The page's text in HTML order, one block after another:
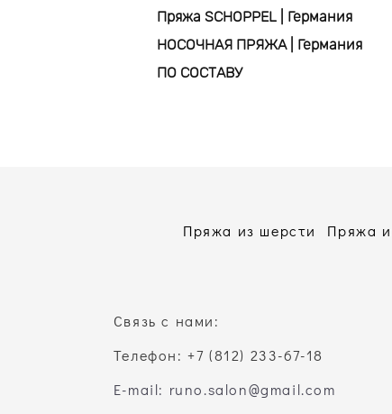
Пряжа SCHOPPEL | Германия
НОСОЧНАЯ ПРЯЖА | Германия
ПО СОСТАВУ
Пряжа из шерсти Пряжа
Связь с нами:
Телефон: +7 (812) 233-67-18
E-mail: runo.salon@gmail.com